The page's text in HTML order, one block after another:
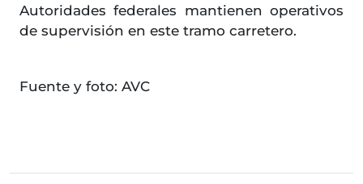
Autoridades federales mantienen operativos
de supervisión en este tramo carretero.
Fuente y foto: AVC